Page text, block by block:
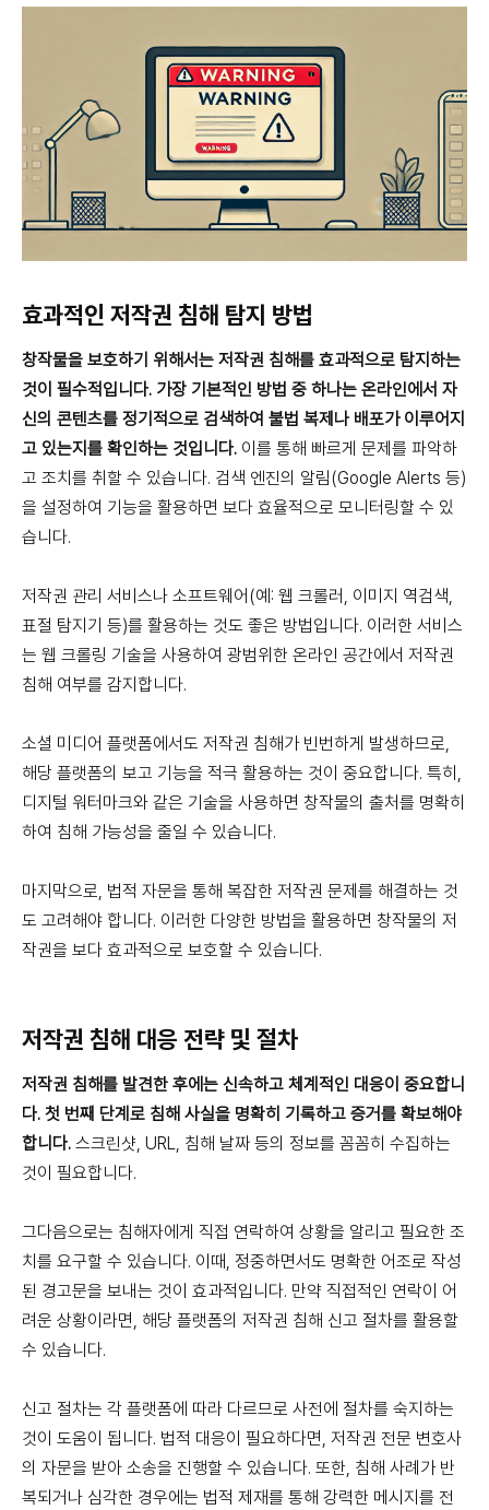
효과적인 저작권 침해 탐지 방법
창작물을 보호하기 위해서는 저작권 침해를 효과적으로 탐지하는
것이 필수적입니다. 가장 기본적인 방법 중 하나는 온라인에서 자
신의 콘텐츠를 정기적으로 검색하여 불법 복제나 배포가 이루어지
고 있는지를 확인하는 것입니다. 이를 통해 빠르게 문제를 파악하
고 조치를 취할 수 있습니다. 검색 엔진의 알림(Google Alerts 등)
을 설정하여 기능을 활용하면 보다 효율적으로 모니터링할 수 있
습니다.
저작권 관리 서비스나 소프트웨어(예: 웹 크롤러, 이미지 역검색,
표절 탐지기 등)를 활용하는 것도 좋은 방법입니다. 이러한 서비스
는 웹 크롤링 기술을 사용하여 광범위한 온라인 공간에서 저작권
침해 여부를 감지합니다.
소셜 미디어 플랫폼에서도 저작권 침해가 빈번하게 발생하므로,
해당 플랫폼의 보고 기능을 적극 활용하는 것이 중요합니다. 특히,
디지털 워터마크와 같은 기술을 사용하면 창작물의 출처를 명확히
하여 침해 가능성을 줄일 수 있습니다.
마지막으로, 법적 자문을 통해 복잡한 저작권 문제를 해결하는 것
도 고려해야 합니다. 이러한 다양한 방법을 활용하면 창작물의 저
작권을 보다 효과적으로 보호할 수 있습니다.
저작권 침해 대응 전략 및 절차
저작권 침해를 발견한 후에는 신속하고 체계적인 대응이 중요합니
다. 첫 번째 단계로 침해 사실을 명확히 기록하고 증거를 확보해야
합니다. 스크린샷, URL, 침해 날짜 등의 정보를 꼼꼼히 수집하는
것이 필요합니다.
그다음으로는 침해자에게 직접 연락하여 상황을 알리고 필요한 조
치를 요구할 수 있습니다. 이때, 정중하면서도 명확한 어조로 작성
된 경고문을 보내는 것이 효과적입니다. 만약 직접적인 연락이 어
려운 상황이라면, 해당 플랫폼의 저작권 침해 신고 절차를 활용할
수 있습니다.
신고 절차는 각 플랫폼에 따라 다르므로 사전에 절차를 숙지하는
것이 도움이 됩니다. 법적 대응이 필요하다면, 저작권 전문 변호사
의 자문을 받아 소송을 진행할 수 있습니다. 또한, 침해 사례가 반
복되거나 심각한 경우에는 법적 제재를 통해 강력한 메시지를 전